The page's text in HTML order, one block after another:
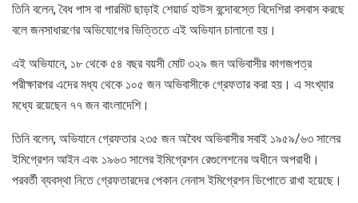
তিনি বলেন, বৈধ পাস বা পারমিট ছাড়াই শেয়ার্ড হাউস বন্দোবস্তে বিদেশিরা বসবাস করছে
বলে জনসাধারণের অভিযোগের ভিত্তিতে এই অভিযান চালানো হয়।
এই অভিযানে, ১৮ থেকে ৫৪ বছর বয়সী মোট ৩২৯ জন অভিবাসীর কাগজপত্র
পরীক্ষারপর এদের মধ্য থেকে ১০৫ জন অভিবাসীকে গ্রেফতার করা হয়। এ সংখ্যার
মধ্যে রয়েছেন ৭৭ জন বাংলাদেশি।
তিনি বলেন, অভিযানে গ্রেফতার ২৩৫ জন অবৈধ অভিবাসীর সবাই ১৯৫৯/৬৩ সালের
ইমিগ্রেশন আইন এবং ১৯৬৩ সালের ইমিগ্রেশন রেগুলেশনের অধীনে অপরাধী।
পরবর্তী ব্যবস্থা নিতে গ্রেফতারদের পেকান নেনাস ইমিগ্রেশন ডিপোতে রাখা হয়েছে।